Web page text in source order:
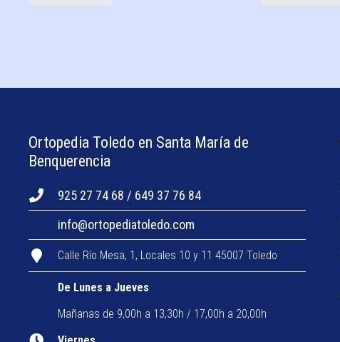
Ortopedia Toledo en Santa María de
Benquerencia
925 27 74 68 / 649 37 76 84
info@ortopediatoledo.com
Calle Río Mesa, 1, Locales 10 y 11 45007 Toledo
De Lunes a Jueves
Mañanas de 9,00h a 13,30h / 17,00h a 20,00h